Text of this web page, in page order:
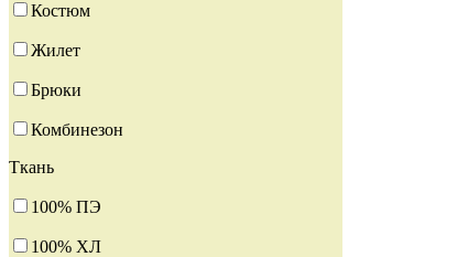
Костюм
Жилет
Брюки
Комбинезон
Ткань
100% ПЭ
100% ХЛ